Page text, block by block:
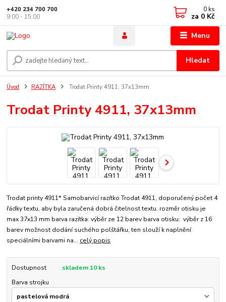
Menu
Hledat
+420 234 700 700
9:00 - 15:00
0 ks
za 0 Kč
Úvod RAZÍTKA Trodat Printy 4911, 37x13mm
Trodat Printy 4911, 37x13mm
Trodat printy 4911* Samobarvicí razítko Trodat 4911, doporučený počet 4
řádky textu, aby byla zaručená dobrá čitelnost textu. rozměr otisku je
max 37x13 mm barva razítka: výběr ze 12 barev barva otisku: výběr z 16
barev možnost dodání suchého polštářku, ten slouží k naplnění
speciálními barvami na... celý popis
Dostupnost
skladem 10 ks
Barva strojku